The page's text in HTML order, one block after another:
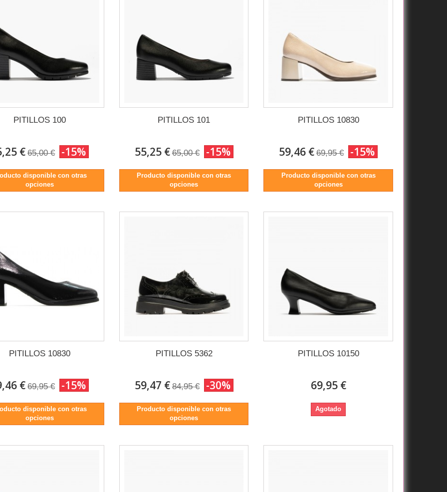
PITILLOS 100
€ 65,00 € -15%
disponible con otras
opciones
PITILLOS 101
55,25 € 65,00 € -15%
Producto disponible con otras
opciones
PITILLOS 10830
59,46 € 69,95 € -15%
Producto disponible con otras
opciones
PITILLOS 10830
€ 69,95 € -15%
disponible con otras
opciones
PITILLOS 5362
59,47 € 84,95 € -30%
Producto disponible con otras
opciones
PITILLOS 10150
69,95 €
Agotado